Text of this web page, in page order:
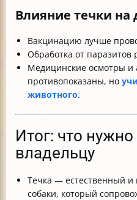
Влияние течки на
Вакцинацию лучше
Обработка от паразитов
Медицинские осмотры и
противопоказаны, но
животного.
Итог: что
владельцу
Течка — естественный
собаки, который